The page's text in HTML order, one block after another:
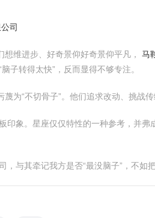
司
想维进步、好奇景仰好奇景仰平凡， 马
子转得太快”，反而显得不够专注。
蔑为“不切骨子”。他们追求改动、挑战传
印象。星座仅仅特性的一种参考，并
，与其牵记我方是否“最没脑子”，不如